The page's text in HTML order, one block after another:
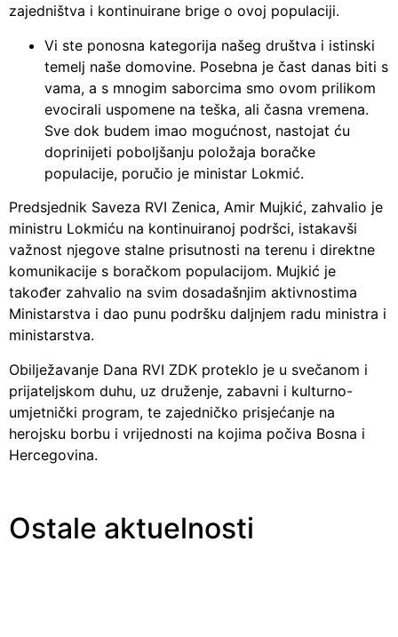
zajedništva i kontinuirane brige o ovoj populaciji.
Vi ste ponosna kategorija našeg društva i istinski
temelj naše domovine. Posebna je čast danas biti s
vama, a s mnogim saborcima smo ovom prilikom
evocirali uspomene na teška, ali časna vremena.
Sve dok budem imao mogućnost, nastojat ću
doprinijeti poboljšanju položaja boračke
populacije, poručio je ministar Lokmić.
Predsjednik Saveza RVI Zenica, Amir Mujkić, zahvalio je
ministru Lokmiću na kontinuiranoj podršci, istakavši
važnost njegove stalne prisutnosti na terenu i direktne
komunikacije s boračkom populacijom. Mujkić je
također zahvalio na svim dosadašnjim aktivnostima
Ministarstva i dao punu podršku daljnjem radu ministra i
ministarstva.
Obilježavanje Dana RVI ZDK proteklo je u svečanom i
prijateljskom duhu, uz druženje, zabavni i kulturno-
umjetnički program, te zajedničko prisjećanje na
herojsku borbu i vrijednosti na kojima počiva Bosna i
Hercegovina.
Ostale aktuelnosti